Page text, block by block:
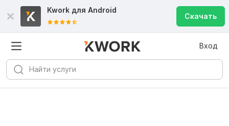
Kwork для Android
Скачать
Вход